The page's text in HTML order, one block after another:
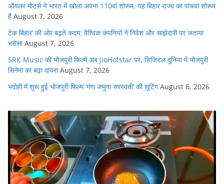
ऑयलर मोटर्स ने भारत में खोला अपना 110वां शोरूम, यह बिहार राज्य का पांचवां शोरूम
है August 7, 2026
टेक बिहार’ की ओर बढ़ते कदम: वैश्विक कंपनियों ने निवेश और साझेदारी पर जताया
भरोसा August 7, 2026
SRK Music की भोजपुरी फिल्में अब JioHotstar पर, डिजिटल दुनिया में भोजपुरी
सिनेमा का बढ़ा दायरा August 7, 2026
भदोही में शुरू हुई भोजपुरी फिल्म ‘गंगा जमुना सरस्वती’ की शूटिंग August 6, 2026